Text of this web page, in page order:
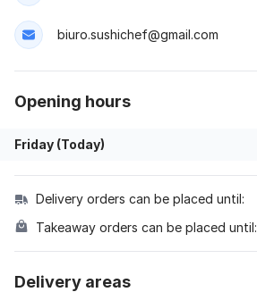
biuro.sushichef@gmail.com
opening hours
Friday (Today)
Delivery orders can be placed until:
Takeaway orders can be placed until:
delivery areas